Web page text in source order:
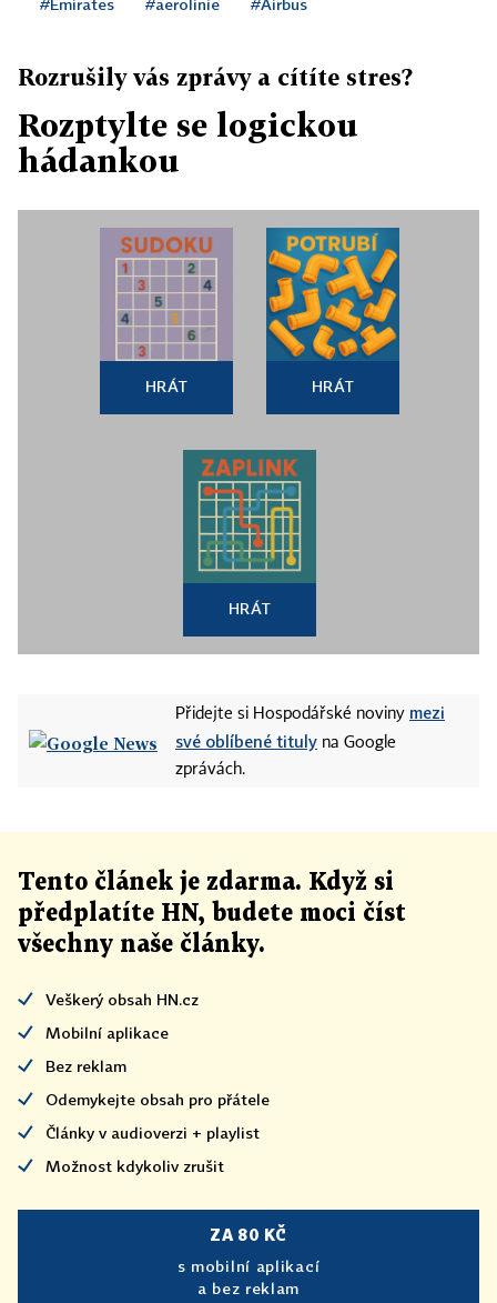
#Emirates #aerolinie #Airbus
Rozrušily vás zprávy a cítíte stres?
Rozptylte se logickou
hádankou
HRÁT HRÁT
HRÁT
Přidejte si Hospodářské noviny mezi
své oblíbené tituly na Google
zprávách.
Tento článek je zdarma. Když si
předplatíte HN, budete moci číst
všechny naše články.
Veškerý obsah HN.cz
Mobilní aplikace
Bez reklam
Odemykejte obsah pro přátele
Články v audioverzi + playlist
Možnost kdykoliv zrušit
ZA 80 KČ
s mobilní aplikací
a bez reklam